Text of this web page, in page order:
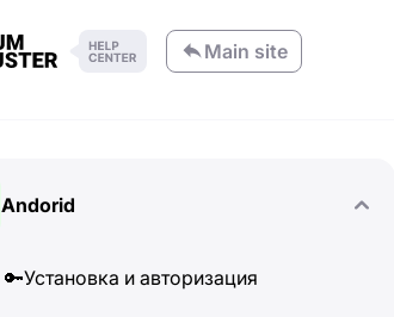
Main site
Andorid
🔑Установка и авторизация